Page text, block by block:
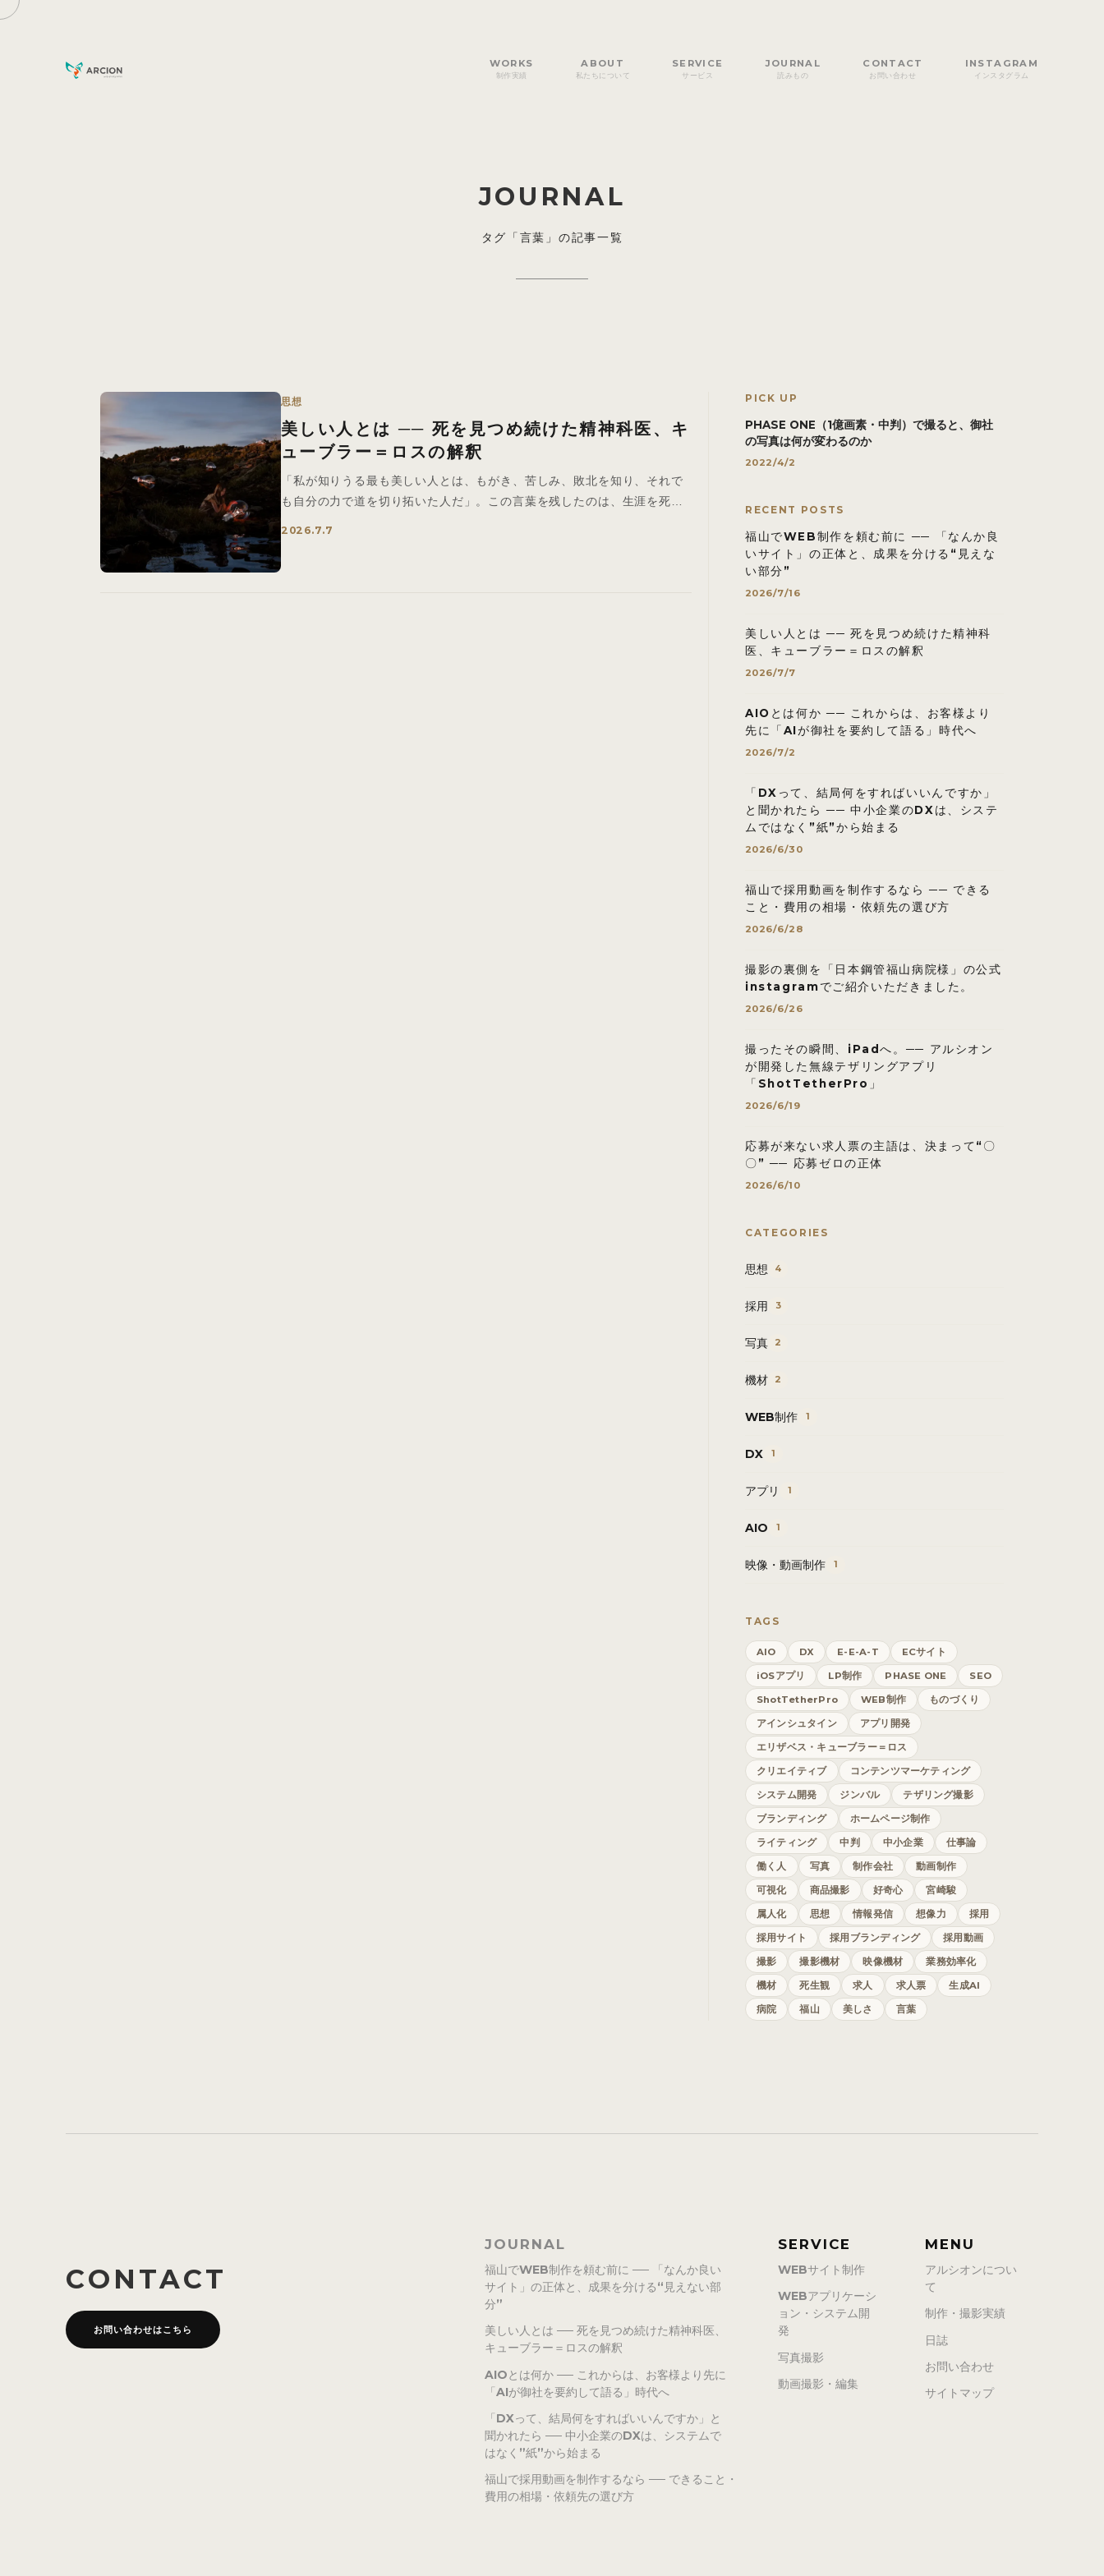
WORKS
制作実績
ABOUT
私たちについて
SERVICE
サービス
JOURNAL
読みもの
CONTACT
お問い合わせ
INSTAGRAM
インスタグラム
JOURNAL
タグ「言葉」の記事一覧
思想
美しい人とは ── 死を見つめ続けた精神科医、キ
ューブラー＝ロスの解釈
「私が知りうる最も美しい人とは、もがき、苦しみ、敗北を知り、それで
も自分の力で道を切り拓いた人だ」。この言葉を残したのは、生涯を死に
2026.7.7
PICK UP
PHASE ONE（1億画素・中判）で撮ると、御社
の写真は何が変わるのか
2022/4/2
RECENT POSTS
福山でWEB制作を頼む前に ── 「なんか良
いサイト」の正体と、成果を分ける“見えな
い部分”
2026/7/16
美しい人とは ── 死を見つめ続けた精神科
医、キューブラー＝ロスの解釈
2026/7/7
AIOとは何か ── これからは、お客様より
先に「AIが御社を要約して語る」時代へ
2026/7/2
「DXって、結局何をすればいいんですか」
と聞かれたら ── 中小企業のDXは、システ
ムではなく”紙”から始まる
2026/6/30
福山で採用動画を制作するなら ── できる
こと・費用の相場・依頼先の選び方
2026/6/28
撮影の裏側を「日本鋼管福山病院様」の公式
instagramでご紹介いただきました。
2026/6/26
撮ったその瞬間、iPadへ。── アルシオン
が開発した無線テザリングアプリ
「ShotTetherPro」
2026/6/19
応募が来ない求人票の主語は、決まって“〇
〇” ── 応募ゼロの正体
2026/6/10
CATEGORIES
思想 4
採用 3
写真 2
機材 2
WEB制作 1
DX 1
アプリ 1
AIO 1
映像・動画制作 1
TAGS
AIO DX E-E-A-T ECサイト
iOSアプリ LP制作 PHASE ONE SEO
ShotTetherPro WEB制作 ものづくり
アインシュタイン アプリ開発
エリザベス・キューブラー＝ロス
クリエイティブ コンテンツマーケティング
システム開発 ジンバル テザリング撮影
ブランディング ホームページ制作
ライティング 中判 中小企業 仕事論
働く人 写真 制作会社 動画制作
可視化 商品撮影 好奇心 宮崎駿
属人化 思想 情報発信 想像力 採用
採用サイト 採用ブランディング 採用動画
撮影 撮影機材 映像機材 業務効率化
機材 死生観 求人 求人票 生成AI
病院 福山 美しさ 言葉
CONTACT
お問い合わせはこちら
JOURNAL
福山でWEB制作を頼む前に ── 「なんか良い
サイト」の正体と、成果を分ける“見えない部
分”
美しい人とは ── 死を見つめ続けた精神科医、
キューブラー＝ロスの解釈
AIOとは何か ── これからは、お客様より先に
「AIが御社を要約して語る」時代へ
「DXって、結局何をすればいいんですか」と
聞かれたら ── 中小企業のDXは、システムで
はなく”紙”から始まる
福山で採用動画を制作するなら ── できること・
費用の相場・依頼先の選び方
SERVICE
WEBサイト制作
WEBアプリケーシ
ョン・システム開
発
写真撮影
動画撮影・編集
MENU
アルシオンについ
て
制作・撮影実績
日誌
お問い合わせ
サイトマップ